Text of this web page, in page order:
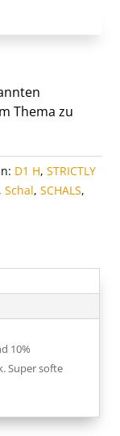
Thema zu
D1 H, STRICTLY
, Schal, SCHALS,
10%
Super softe